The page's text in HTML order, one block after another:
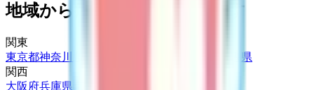
地域から病院・診療所をさがす
関東
東京都神奈川県
群馬県
関西
大阪府兵庫県